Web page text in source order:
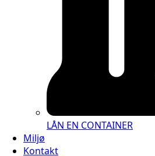
LÅN EN CONTAINER
Miljø
Kontakt